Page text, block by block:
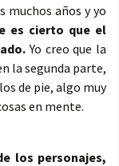
muchos años y yo
es cierto que el
Yo creo que la
la segunda parte,
de pie, algo muy
en mente.
los personajes,